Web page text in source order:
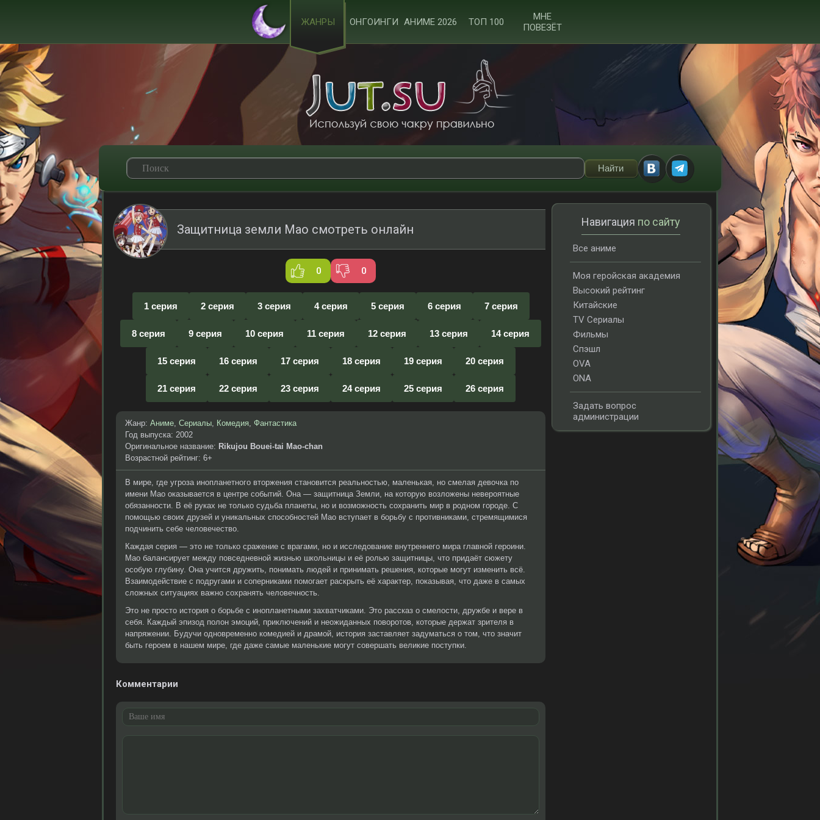
ЖАНРЫ ОНГОИНГИ АНИМЕ 2026 ТОП 100
МНЕ
ПОВЕЗЁТ
Защитница земли Мао смотреть онлайн
0 0
1 серия 2 серия 3 серия 4 серия 5 серия 6 серия 7 серия
8 серия 9 серия 10 серия 11 серия 12 серия 13 серия 14 серия
15 серия 16 серия 17 серия 18 серия 19 серия 20 серия
21 серия 22 серия 23 серия 24 серия 25 серия 26 серия
Жанр: Аниме, Сериалы, Комедия, Фантастика
Год выпуска: 2002
Оригинальное название: Rikujou Bouei-tai Mao-chan
Возрастной рейтинг: 6+
В мире, где угроза инопланетного вторжения становится реальностью, маленькая, но смелая девочка по
имени Мао оказывается в центре событий. Она — защитница Земли, на которую возложены невероятные
обязанности. В её руках не только судьба планеты, но и возможность сохранить мир в родном городе. С
помощью своих друзей и уникальных способностей Мао вступает в борьбу с противниками, стремящимися
подчинить себе человечество.
Каждая серия — это не только сражение с врагами, но и исследование внутреннего мира главной героини.
Мао балансирует между повседневной жизнью школьницы и её ролью защитницы, что придаёт сюжету
особую глубину. Она учится дружить, понимать людей и принимать решения, которые могут изменить всё.
Взаимодействие с подругами и соперниками помогает раскрыть её характер, показывая, что даже в самых
сложных ситуациях важно сохранять человечность.
Это не просто история о борьбе с инопланетными захватчиками. Это рассказ о смелости, дружбе и вере в
себя. Каждый эпизод полон эмоций, приключений и неожиданных поворотов, которые держат зрителя в
напряжении. Будучи одновременно комедией и драмой, история заставляет задуматься о том, что значит
быть героем в нашем мире, где даже самые маленькие могут совершать великие поступки.
Комментарии
Навигация по сайту
Все аниме
Моя геройская академия
Высокий рейтинг
Китайские
TV Сериалы
Фильмы
Спэшл
OVA
ONA
Задать вопрос
администрации